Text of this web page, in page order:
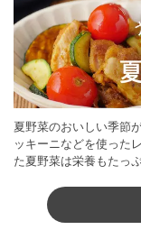
夏野菜のおいしい季節
ッキーニなどを使った
た夏野菜は栄養もたっ